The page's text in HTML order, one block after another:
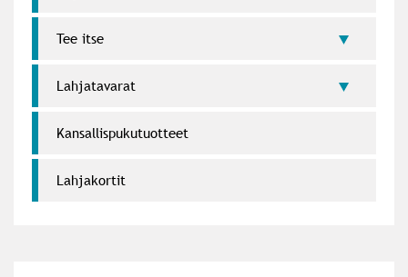
Tee itse
Lahja­tavarat
Kansallispukutuotteet
Lahjakortit